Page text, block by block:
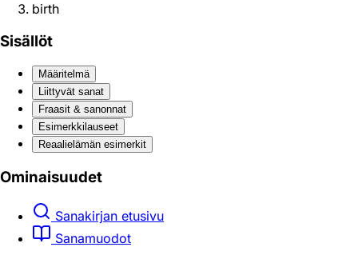
birth
Sisällöt
Määritelmä
Liittyvät sanat
Fraasit & sanonnat
Esimerkkilauseet
Reaali­elämän esimerkit
Ominaisuudet
Sanakirjan etusivu
Sanamuodot